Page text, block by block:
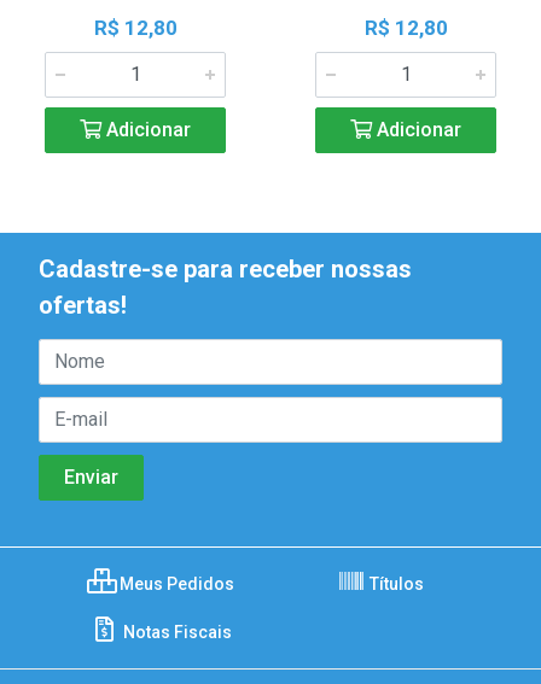
R$ 12,80
Adicionar
R$ 12,80
Adicionar
Cadastre-se para receber nossas
ofertas!
Meus Pedidos Títulos
Notas Fiscais